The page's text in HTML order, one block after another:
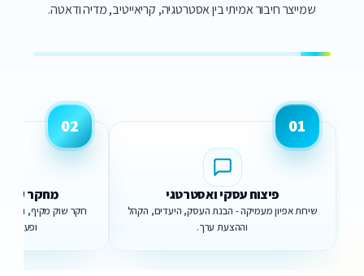
שמייצר חיבור אמיתי בין אסטרטגיה, קריאייטיב, מדיה ודאטה.
01
פיצוח עסקי ואסטרטגי
שיחת אפיון מעמיקה - הבנת העסק, היעדים, הקהל
וההצעת ערך.
02
מחקר קהל
חקר שוק מקיף, ניתוח
ופערים